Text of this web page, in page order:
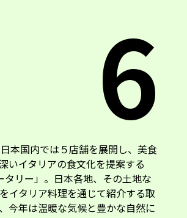
6
本国内では５店舗を展開し、美食
タリー」。日本各地、その土地な
イタリア料理を通じて紹介する取
今年は温暖な気候と豊かな自然に
を特集。「Vacanze a Miyazaki ヴ
・ミヤザキ」と題して、まだ広く